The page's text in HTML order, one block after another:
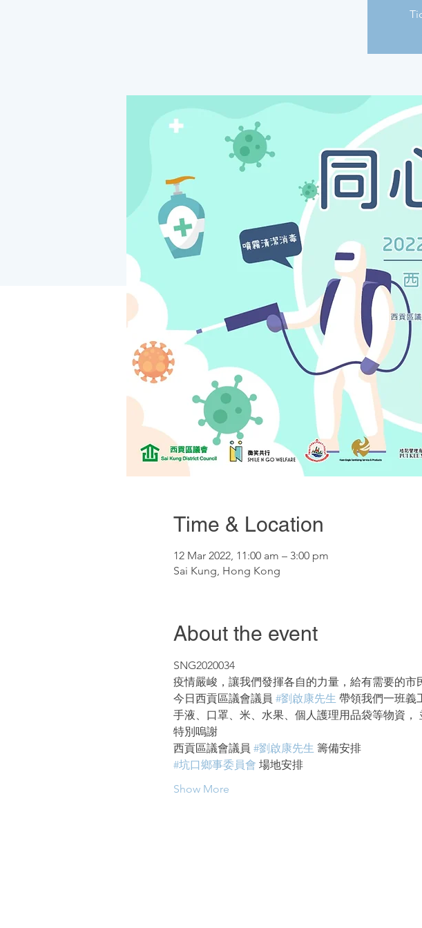
Time & Location
12 Mar 2022, 11:00 am – 3:00 pm
Sai Kung, Hong Kong
About the event
SNG2020034
疫情嚴峻，讓我們發揮各自的力量，給有需要的市
今日西貢區議會議員 #劉啟康先生 帶領我們一班義
手液、口罩、米、水果、個人護理用品袋等物資，
特別嗚謝
西貢區議會議員 #劉啟康先生 籌備安排
#坑口鄉事委員會 場地安排
Show More